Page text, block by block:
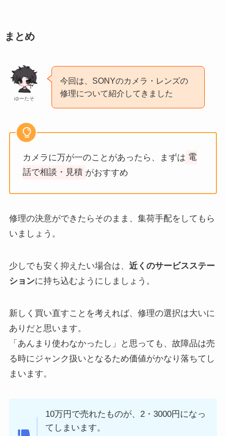
まとめ
ゆーたそ
今回は、SONYのカメラ・レンズの
修理について紹介してきました
カメラに万が一のことがあったら、まずは 電
話で相談・見積 がおすすめ
修理の決意ができたらそのまま、集荷手配をしてもら
いましょう。
少しでも安く抑えたい場合は、 近くのサービスステー
ションに持ち込むようにしましょう。
新しく買い直すことを考えれば、修理の選択は大いに
ありだと思います。
「あんまり使わなかったし」と思っても、故障品は売
る時にジャンク扱いとなるため価値がかなり落ちてし
まいます。
10万円で売れたものが、2・3000円になっ
てしまいます。